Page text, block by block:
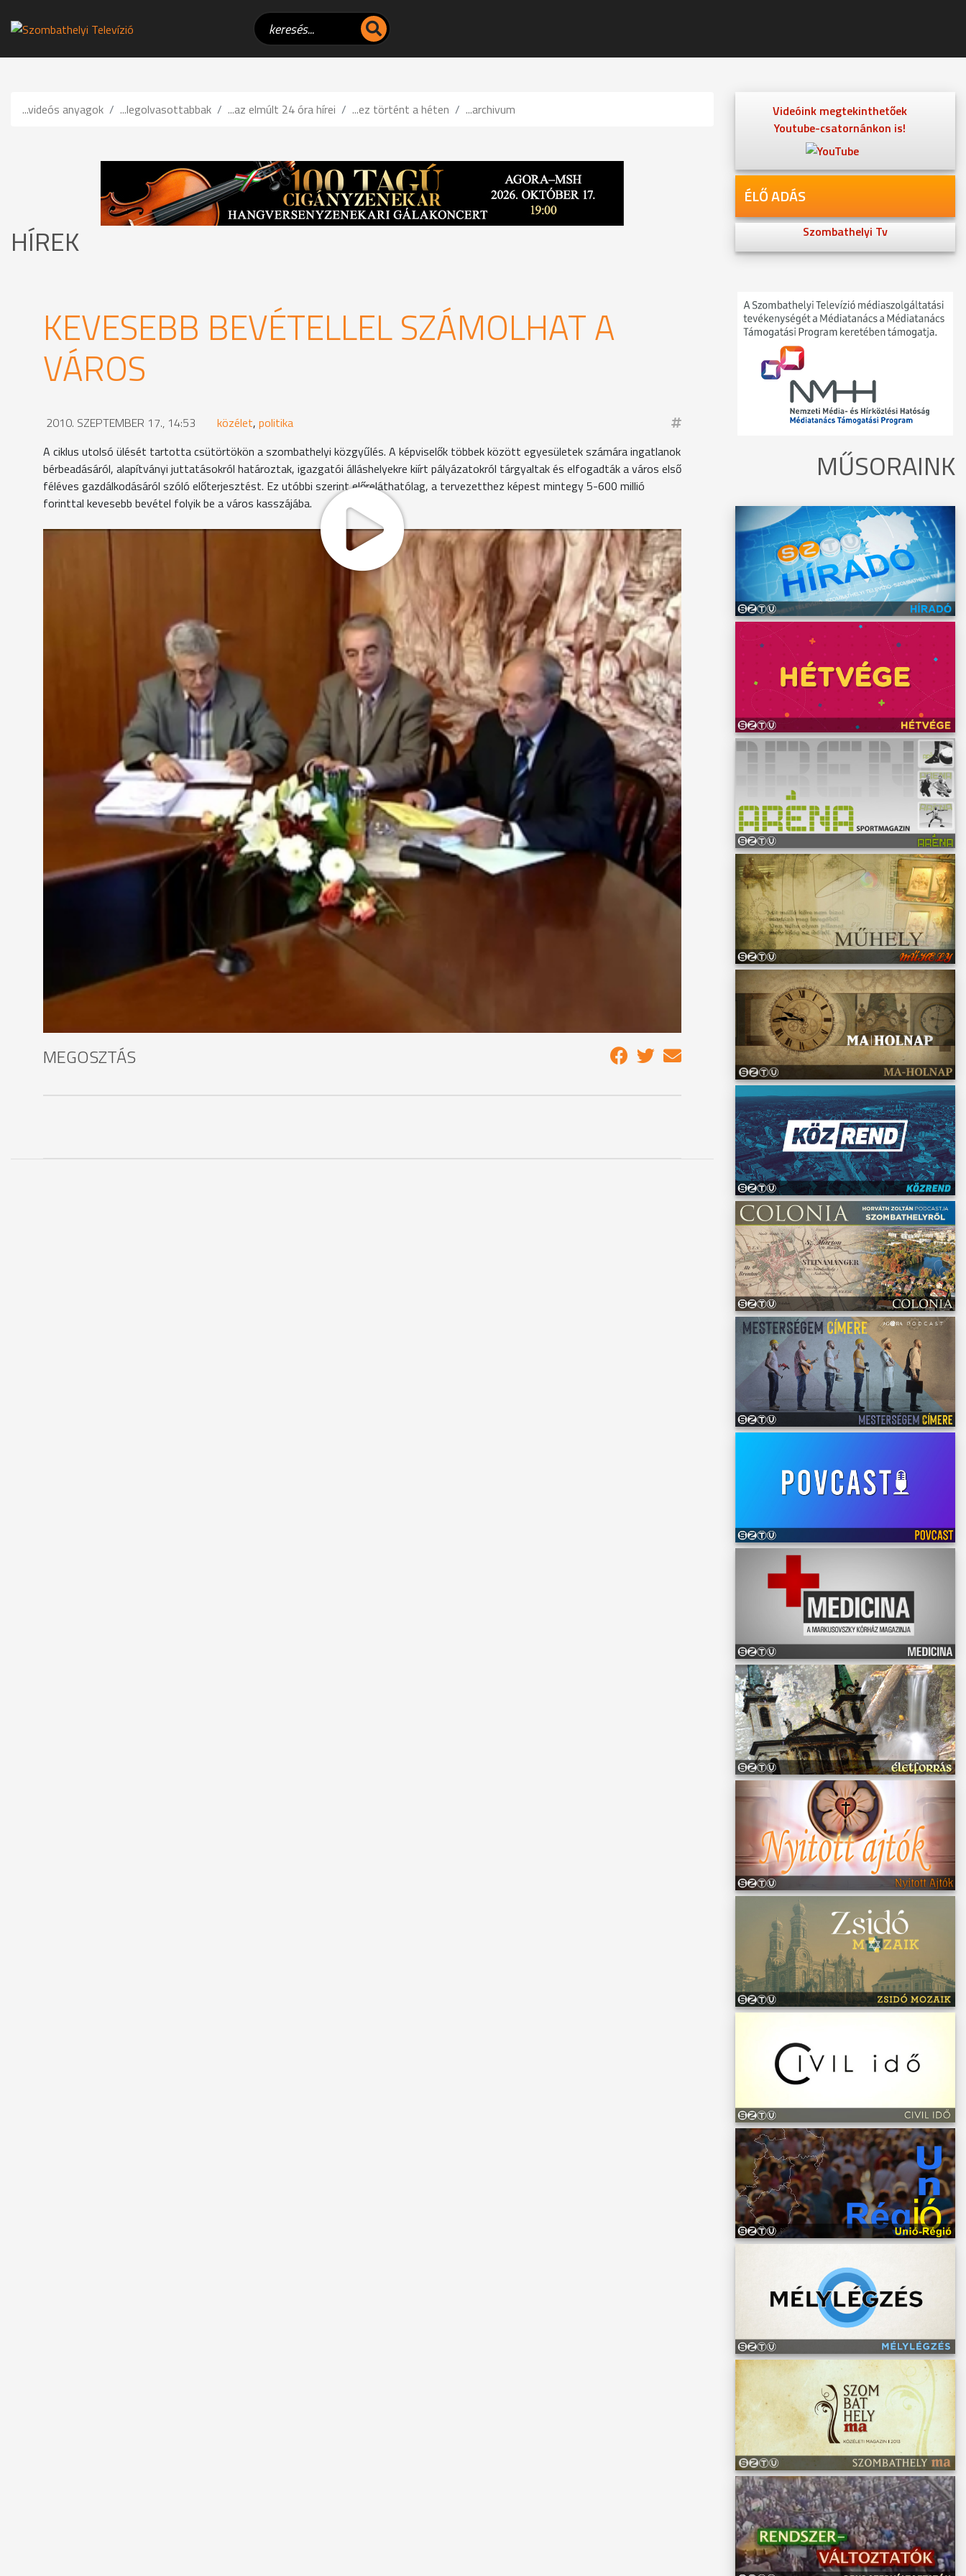
...videós anyagok ...legolvasottabbak ...az elmúlt 24 óra hírei ...ez történt a héten ...archivum
HÍREK
KEVESEBB BEVÉTELLEL SZÁMOLHAT A
VÁROS
2010. SZEPTEMBER 17., 14:53 közélet, politika
A ciklus utolsó ülését tartotta csütörtökön a szombathelyi közgyűlés. A képviselők többek között egyesületek számára ingatlanok
bérbeadásáról, alapítványi juttatásokról határoztak, igazgatói álláshelyekre kiírt pályázatokról tárgyaltak és elfogadták a város első
féléves gazdálkodásáról szóló előterjesztést. Ez utóbbi szerint előreláthatólag, a tervezetthez képest mintegy 5-600 millió
forinttal kevesebb bevétel folyik be a város kasszájába.
Szombathely első féléves pénzügyi helyzetéről Ipkovich György polgármester azt mondta: annak ellenére, hogy
csak áprilisban lett költségvetése a városnak, kiegyensúlyozott volt a gazdálkodás. Az elmaradt állami forrásokat a
következő hónapokban kapja meg Szombathely.
Németh Kálmán alpolgármester szerint nem erősíti a kisebbségek iránti elkötelezettséget az, hogy a Hárofit
Egyesület nem használhatja tovább ingyen az Óperint utca 1. szám alatti épületet.
Felháborítónak tartja a Hárofit folyamatos jobboldali támadását Gyebrovszki János. A szocialista képviselő szerint
ez az egyetlen olyan cigány szervezet Szombathelyen, amely valóban a problémák megoldásában próbál segíteni a
városnak és a roma közösségnek. A képviselő a Fogyasztóvédelmi Felügyelőséghez fordul a távhő számlázási rendje
miatt, mert több panasz érkezett hozzá, de hiába kérte a szolgáltatót a probléma rendezésére.
Az SOS Gyermekfaluból kikerülő hat fiatalnak segít a szombathelyi önkormányzat azzal, hogy két bérlakást biztosít
számukra - mondta Kővári Attila. A képviselő örömét fejezte ki, hogy a MÁV Rendelővel szemben, a leendő
buszpályaudvar területén ideiglenesen parkolókat alakítanak ki. Oda az orvosok állhatnak majd, így a rendelő előtt
több hely jut az autóval érkező betegeknek.
Nem akarta két héttel a választások előtt tárgyalni a városvezetés a SZOVA eredményes első félévi
gazdálkodásáról, és a város pénzügyi helyzetéről szóló beszámolókat - mondta Molnár Miklós, a Pro Savaria
Egyesület képviselője. Ehhez képest beterjesztettek egy cégalapítási előterjesztést, de anélkül, hogy számítás
készült volna arról, milyen költségekkel járna ez a városnak.
Szombathely pénzügyi helyzetéről Molnár Miklós elmondta: az első féléves gazdálkodás beszámolójából kiderül,
hogy a kiadási oldalt sikerült a tervezett szinten tartani. Ám az ingatlaneladásból, illetékekből, és iparűzési adóból
várhatóan 5-600 millió forinttal kevesebb bevétele lesz a városnak.
MEGOSZTÁS
Videóink megtekinthetőek
Youtube-csatornánkon is!
ÉLŐ ADÁS
Szombathelyi Tv
MŰSORAINK